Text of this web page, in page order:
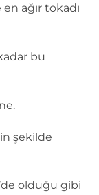
ağır tokadı
bu
şekilde
olduğu gibi